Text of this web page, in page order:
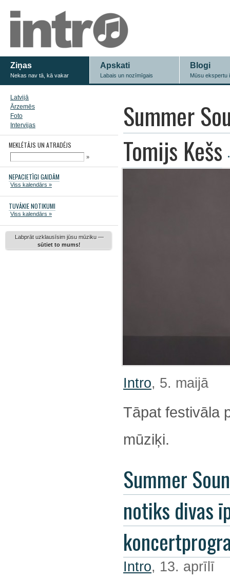
Ziņas
Nekas nav tā, kā vakar
Apskati
Labais un nozīmīgais
Blogi
Mūsu ekspertu
Latvijā
Ārzemēs
Foto
Intervijas
MEKLĒTĀJS UN ATRADĒJS
»
NEPACIETĪGI GAIDĀM
Viss kalendārs »
TUVĀKIE NOTIKUMI
Viss kalendārs »
Labprāt uzklausīsim jūsu mūziku —
sūtiet to mums!
Summer
Tomijs Kešs
Intro, 5. maijā
Tāpat festivāla
mūziķi.
Summer
notiks divas
Intro, 13. aprīlī